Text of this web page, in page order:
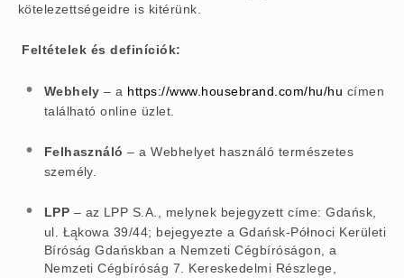
kötelezettségeidre is kitérünk.
Feltételek és definíciók:
Webhely – a https://www.housebrand.com/hu/hu címen
található online üzlet.
Felhasználó – a Webhelyet használó természetes
személy.
LPP – az LPP S.A., melynek bejegyzett címe: Gdańsk,
ul. Łąkowa 39/44; bejegyezte a Gdańsk-Północi Kerületi
Bíróság Gdańskban a Nemzeti Cégbíróságon, a
Nemzeti Cégbíróság 7. Kereskedelmi Részlege,